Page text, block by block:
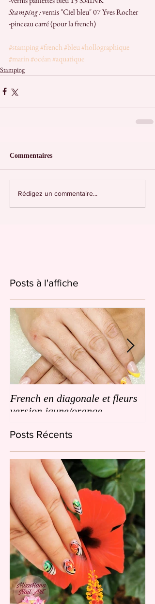
Stamping : vernis "Ciel bleu" 07 Yves Rocher
-pinceau carré (pour la french)
#stamping#french#bleu#hollographique
#marin#océan#aquatique
Stamping
Commentaires
Rédigez un commentaire...
Posts à l'affiche
French en diagonale et fleurs
version jaune/orange
Posts Récents